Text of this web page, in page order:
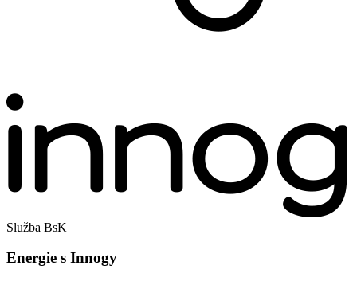
Služba BsK
Energie s Innogy